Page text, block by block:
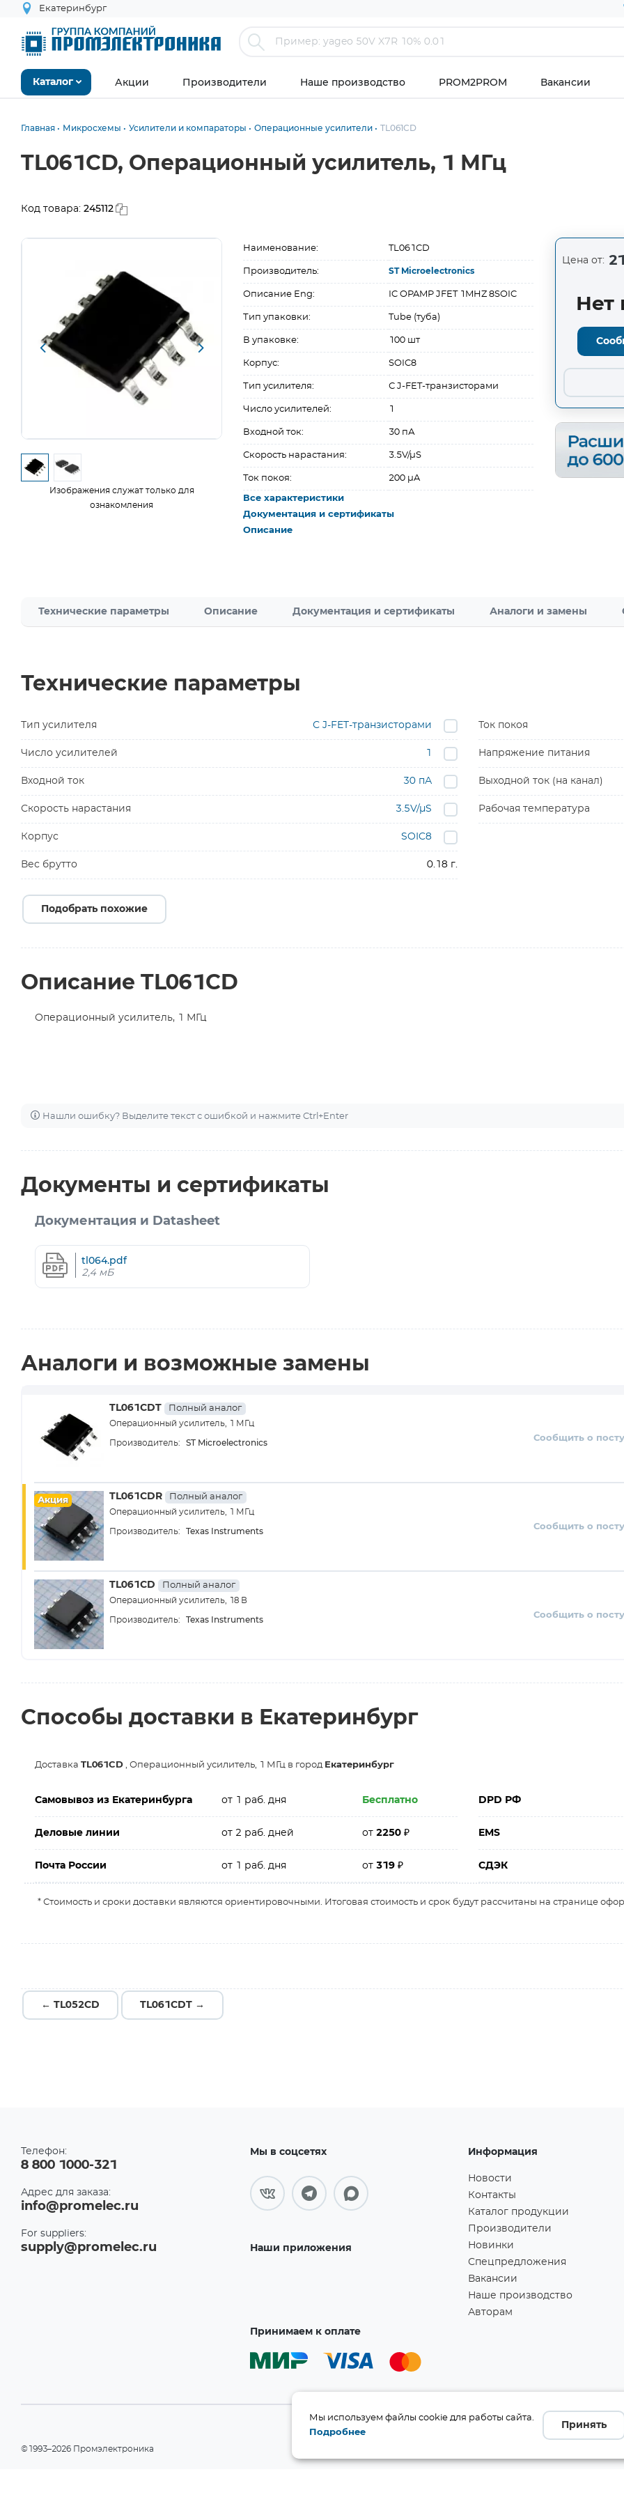
Екатеринбург
Каталог Акции Производители Наше производство PROM2PROM Вакансии
Главная Микросхемы Усилители и компараторы Операционные усилители TL061CD
TL061CD, Операционный усилитель, 1 МГц
Код товара: 245112
Изображения служат только для
ознакомления
Наименование: TL061CD
Производитель: ST Microelectronics
Описание Eng: IC OPAMP JFET 1MHZ 8SOIC
Тип упаковки: Tube (туба)
В упаковке: 100 шт
Корпус: SOIC8
Тип усилителя: С J-FET-транзисторами
Число усилителей: 1
Входной ток: 30 пА
Скорость нарастания: 3.5V/µS
Ток покоя: 200 µA
Все характеристики
Документация и сертификаты
Описание
Цена от:
Нет
Технические параметры Описание Документация и сертификаты Аналоги и замены
Технические параметры
Тип усилителя С J-FET-транзисторами
Число усилителей
Входной ток 30 пА
Скорость нарастания 3.5V/µS
Ток покоя
Напряжение питания
Выходной ток (на канал)
Рабочая температура
Корпус SOIC8
Вес брутто 0.18 г.
Подобрать похожие
Описание TL061CD
Операционный усилитель, 1 МГц
Нашли ошибку? Выделите текст с ошибкой и нажмите Ctrl+Enter
Документы и сертификаты
Документация и Datasheet
tl064.pdf
2,4 мБ
Аналоги и возможные замены
TL061CDT Полный аналог
Операционный усилитель, 1 МГц
Производитель: ST Microelectronics Сообщить о
Акция TL061CDR Полный аналог
Операционный усилитель, 1 МГц
Производитель: Texas Instruments Сообщить о
TL061CD Полный аналог
Операционный усилитель, 18 В
Производитель: Texas Instruments Сообщить о
Способы доставки в Екатеринбург
Доставка TL061CD , Операционный усилитель, 1 МГц в город Екатеринбург
Самовывоз из Екатеринбурга от 1 раб. дня Бесплатно DPD РФ
Деловые линии от 2 раб. дней от2250₽ EMS
Почта России от 1 раб. дня от319₽ СДЭК
* Стоимость и сроки доставки являются ориентировочными. Итоговая стоимость и срок будут рассчитаны на странице
← TL052CD TL061CDT →
Телефон:
8 800 1000-321
Адрес для заказа:
info@promelec.ru
For suppliers:
supply@promelec.ru
Мы в соцсетях
Наши приложения
Принимаем к оплате
Информация
Новости
Контакты
Каталог продукции
Производители
Новинки
Спецпредложения
Вакансии
Наше производство
Авторам
©1993–2026 Промэлектроника
Мы используем файлы cookie для работы сайта.
Подробнее
Принять